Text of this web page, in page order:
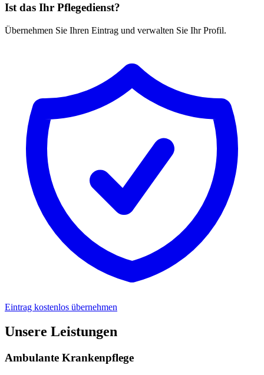
Ist das Ihr Pflegedienst?
Übernehmen Sie Ihren Eintrag und verwalten Sie Ihr Profil.
Eintrag kostenlos übernehmen
Unsere Leistungen
Ambulante Krankenpflege